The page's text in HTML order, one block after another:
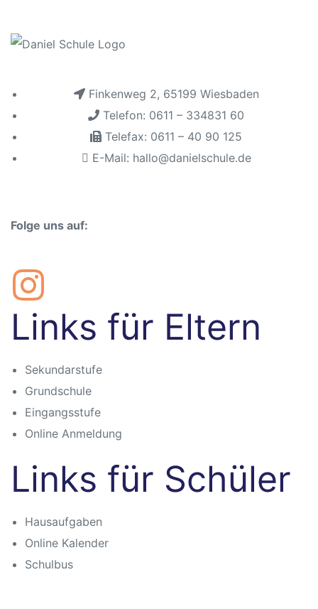
Finkenweg 2, 65199 Wiesbaden
Telefon: 0611 – 334831 60
Telefax: 0611 – 40 90 125
E-Mail: hallo@danielschule.de
Folge uns auf:
Links für Eltern
Sekundarstufe
Grundschule
Eingangsstufe
Online Anmeldung
Links für Schüler
Hausaufgaben
Online Kalender
Schulbus